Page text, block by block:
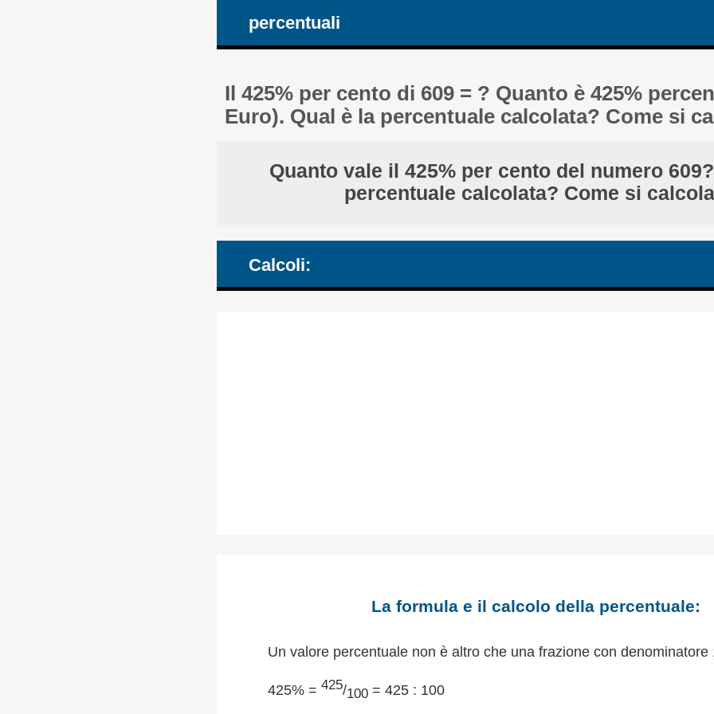
percentuali
Il 425% per cento di 609 = ? Quanto è 425%
Euro). Qual è la percentuale calcolata? Come si
Quanto vale il 425% per cento del numero
percentuale calcolata? Come si
Calcoli:
La formula e il calcolo della percentuale:
Un valore percentuale non è altro che una frazione con denominatore
425% = 425/100= 425 : 100